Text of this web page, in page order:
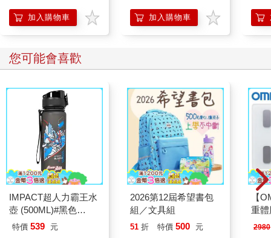
加入購物車 加入購物車
您可能也需要
SCRUM(AI應用增訂
版)：用一半的時間做
超過兩倍的事
79 折 特價 434
突然之間（濱口竜介執
導、坎城影展競賽片
《一瞬間》原著）
79 折 特價 316 元
管
主
管
79 折